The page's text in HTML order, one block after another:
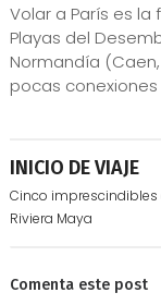
Volar a París es
Playas del
Normandía
pocas
INICIO DE VIAJE
Cinco imprescindibles
Riviera Maya
Comenta este post